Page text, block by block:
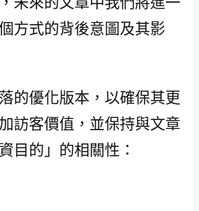
方式的背後意圖及其影
的優化版本，以確保其更
訪客價值，並保持與文章
目的」的相關性：